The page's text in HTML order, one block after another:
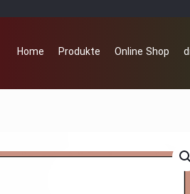
Home Produkte Online Shop